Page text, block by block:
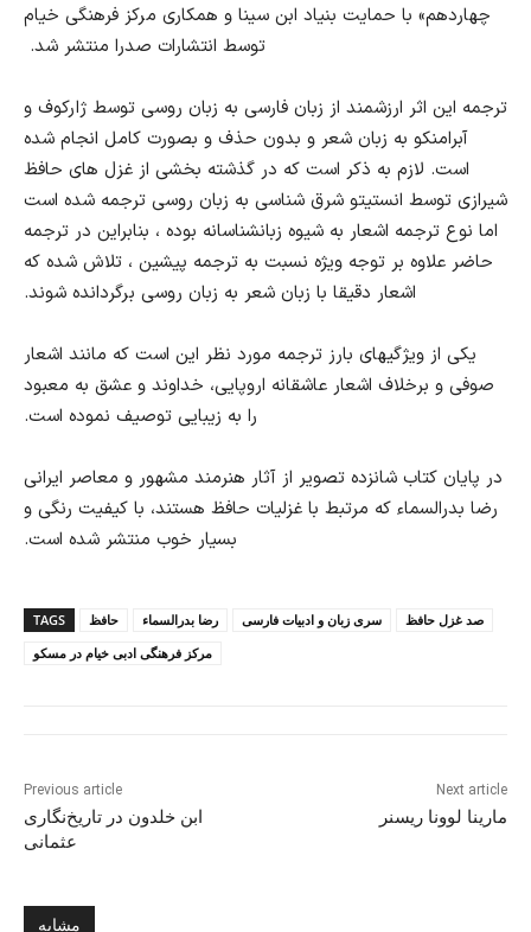
چهاردهم» با حمایت بنیاد ابن سینا و همکاری مرکز فرهنگی خیام
توسط انتشارات صدرا منتشر شد.
ترجمه این اثر ارزشمند از زبان فارسی به زبان روسی توسط ژارکوف و
آبرامنکو به زبان شعر و بدون حذف و بصورت کامل انجام شده
است. لازم به ذکر است که در گذشته بخشی از غزل های حافظ
شیرازی توسط انستیتو شرق شناسی به زبان روسی ترجمه شده است
اما نوع ترجمه اشعار به شیوه زبانشناسانه بوده ، بنابراین در ترجمه
حاضر علاوه بر توجه ویژه نسبت به ترجمه پیشین ، تلاش شده که
اشعار دقیقا با زبان شعر به زبان روسی برگردانده شوند.
یکی از ویژگیهای بارز ترجمه مورد نظر این است که مانند اشعار
صوفی و برخلاف اشعار عاشقانه اروپایی، خداوند و عشق به معبود
را به زیبایی توصیف نموده است.
در پایان کتاب شانزده تصویر از آثار هنرمند مشهور و معاصر ایرانی
رضا بدرالسماء که مرتبط با غزلیات حافظ هستند، با کیفیت رنگی و
بسیار خوب منتشر شده است.
TAGS حافظ رضا بدرالسماء سری زبان و ادبیات فارسی
صد غزل حافظ
مرکز فرهنگی ادبی خیام در مسکو
Previous article
ابن خلدون در تاریخ‌نگاری
عثمانی
Next article
مارینا لوونا ریسنر
مشابه